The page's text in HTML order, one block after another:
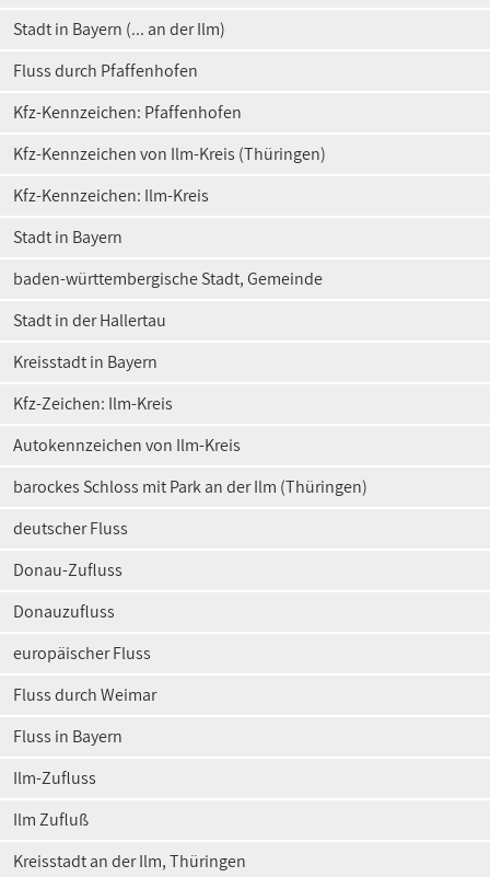
Stadt in Bayern (... an der Ilm)
Fluss durch Pfaffenhofen
Kfz-Kennzeichen: Pfaffenhofen
Kfz-Kennzeichen von Ilm-Kreis (Thüringen)
Kfz-Kennzeichen: Ilm-Kreis
Stadt in Bayern
baden-württembergische Stadt, Gemeinde
Stadt in der Hallertau
Kreisstadt in Bayern
Kfz-Zeichen: Ilm-Kreis
Autokennzeichen von Ilm-Kreis
barockes Schloss mit Park an der Ilm (Thüringen)
deutscher Fluss
Donau-Zufluss
Donauzufluss
europäischer Fluss
Fluss durch Weimar
Fluss in Bayern
Ilm-Zufluss
Ilm Zufluß
Kreisstadt an der Ilm, Thüringen